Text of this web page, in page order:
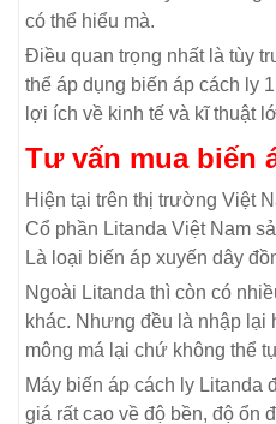
có thể hiểu mà.
Điều quan trọng nhất là tùy
thể áp dụng biến áp cách ly
lợi ích về kinh tế và kĩ thuật
Tư vấn mua biến
Hiện tại trên thị trường Việt
Cổ phần Litanda Việt Nam
Là loại biến áp xuyến dây
Ngoài Litanda thì còn có
khác. Nhưng đều là nhập
mông má lại chứ không thể
Máy biến áp cách ly
giá rất cao về độ bền, độ